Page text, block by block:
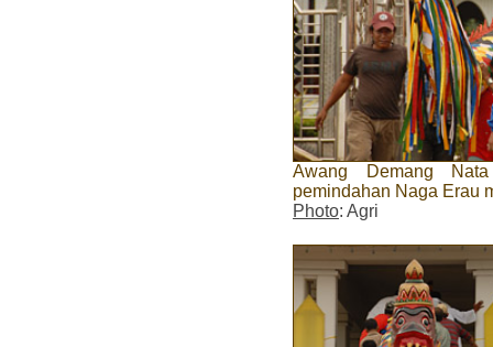
Awang Demang
pemindahan Naga Erau
Photo: Agri